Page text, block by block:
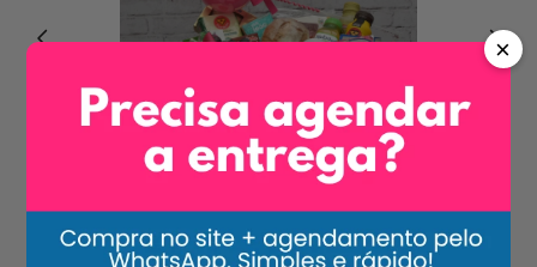
Cestas de Café da
Manhã para Elas
×